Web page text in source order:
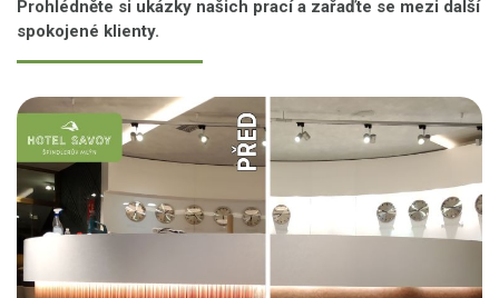
Prohlédněte si ukázky našich prací a zařaďte se mezi další
spokojené klienty.